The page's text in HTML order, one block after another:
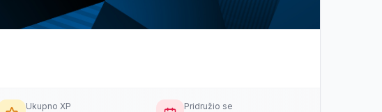
Ukupno XP Pridružio se